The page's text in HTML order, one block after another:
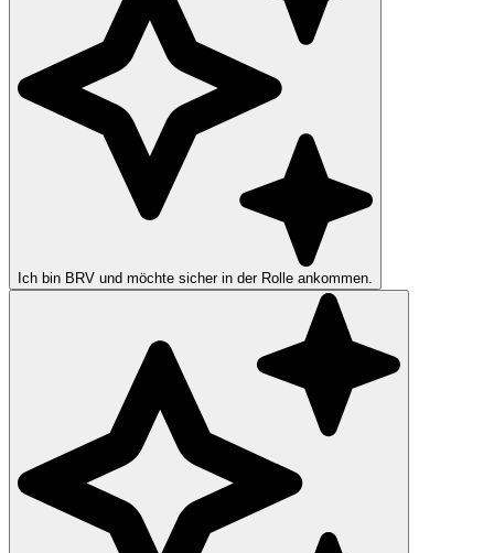
Ich bin BRV und möchte sicher in der Rolle ankommen.